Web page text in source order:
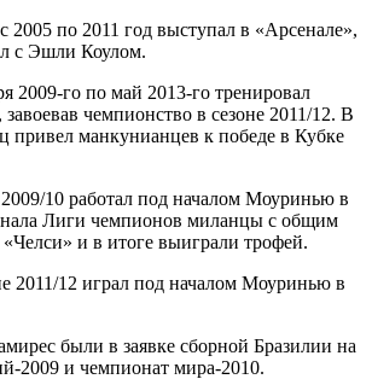
2005 по 2011 год выступал в «Арсенале»,
с Эшли Коулом.
2009-го по май 2013-го тренировал
чемпионство в сезоне 2011/12. В
привел манкунианцев к победе в Кубке
2009/10 работал под началом Моуринью в
Лиги чемпионов миланцы с общим
и в итоге выиграли трофей.
2011/12 играл под началом Моуринью в
были в заявке сборной Бразилии на
2009 и чемпионат мира-2010.